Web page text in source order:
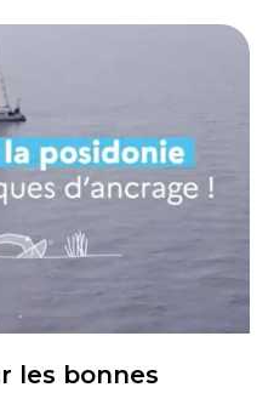
les bonnes